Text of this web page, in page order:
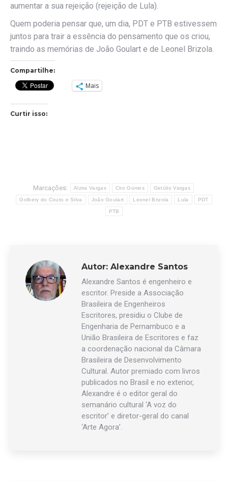
aumentar a sua rejeição (rejeição de Lula).
Quem poderia pensar que, um dia, PDT e PTB estivessem
juntos para trair a essência do pensamento que os criou,
traindo as memórias de João Goulart e de Leonel Brizola.
Compartilhe:
Mais
Curtir isso:
Marcações: Alzira Vargas Ciro Gomes Getúlio Vargas
Golbery do Couto e Silva João Goulart Leonel Brizola Lula PDT
PTB
Autor: Alexandre Santos
Alexandre Santos é engenheiro e
escritor. Preside a Associação
Brasileira de Engenheiros
Escritores, presidiu o Clube de
Engenharia de Pernambuco e a
União Brasileira de Escritores e faz
a coordenação nacional da Câmara
Brasileira de Desenvolvimento
Cultural. Autor premiado com livros
publicados no Brasil e no exterior,
Alexandre é o editor geral do
semanário cultural ‘A voz do
escritor’ e diretor-geral do canal
‘Arte Agora’.